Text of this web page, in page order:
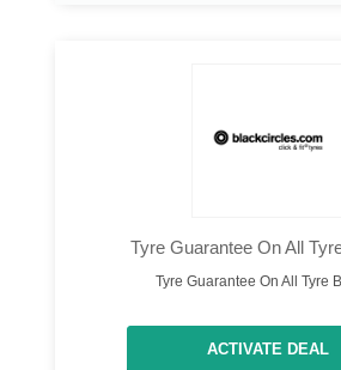
Tyre Guarantee On All
Tyre Guarantee On All Tyre
ACTIVATE DEAL